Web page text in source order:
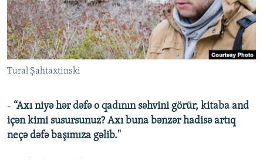
FOTOQALEREYA
İNFOQRAFIKA
KARIKATURA
OXU ZALI
AZƏRBAYCAN ƏDƏBIYYATI KITABXANASI
İSLAM VƏ DEMOKRATIYA
İZ - MƏDƏNIYYƏT PROQRAMI
HAQQIMIZDA
MISSIYAMIZ
PEŞƏ ETIKASI VƏ JURNALISTIKA STANDARTLARIMIZ
MATERIALLARIMIZDAN ISTIFADƏ
BIZIMLƏ ƏLAQƏ
XƏBƏR BÜLLETENLƏRIMIZ
BIZI IZLƏ
Tural Şahtaxtinski
- “Axı niyə hər dəfə o qadının səhvini görür, kitaba and
içən kimi susursunuz? Axı buna bənzər hadisə artıq
neçə dəfə başımıza gəlib."